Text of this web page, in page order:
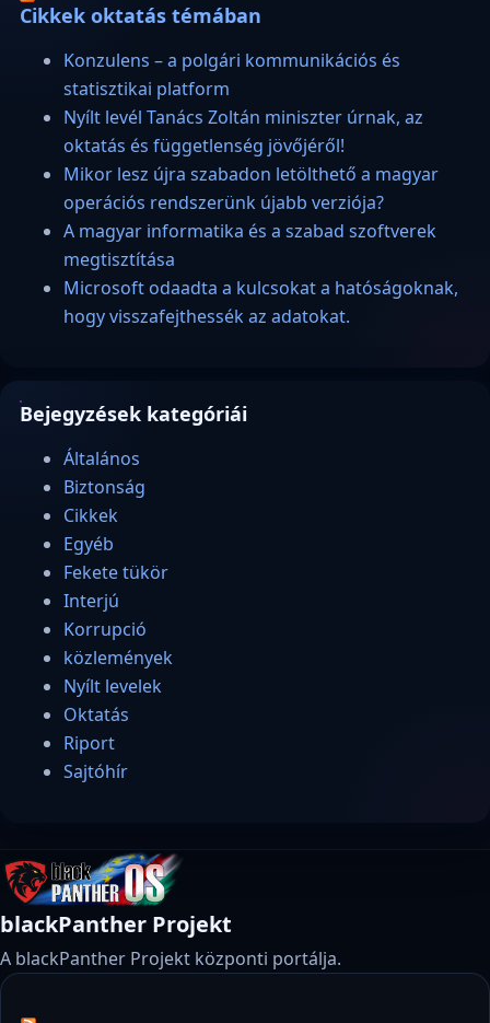
Cikkek oktatás témában
Konzulens – a polgári kommunikációs és
statisztikai platform
Nyílt levél Tanács Zoltán miniszter úrnak, az
oktatás és függetlenség jövőjéről!
Mikor lesz újra szabadon letölthető a magyar
operációs rendszerünk újabb verziója?
A magyar informatika és a szabad szoftverek
megtisztítása
Microsoft odaadta a kulcsokat a hatóságoknak,
hogy visszafejthessék az adatokat.
Bejegyzések kategóriái
Általános
Biztonság
Cikkek
Egyéb
Fekete tükör
Interjú
Korrupció
közlemények
Nyílt levelek
Oktatás
Riport
Sajtóhír
blackPanther Projekt
A blackPanther Projekt központi portálja.